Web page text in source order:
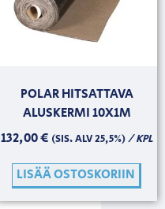
POLAR HITSATTAVA
ALUSKERMI 10X1M
132,00€ (SIS. ALV 25,5%)/ KPL
LISÄÄ OSTOSKORIIN